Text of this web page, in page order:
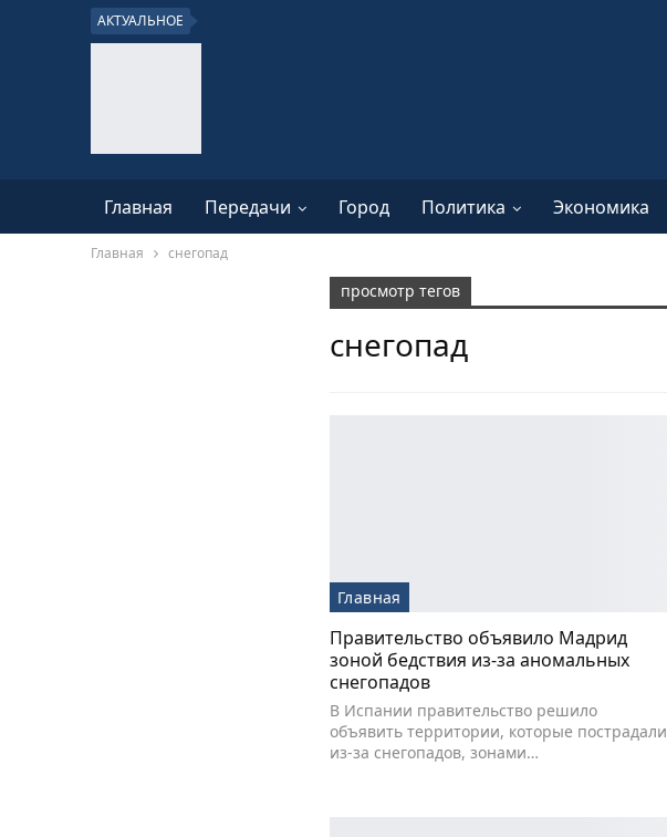
АКТУАЛЬНОЕ
Главная Передачи Город Политика Экономика
Главная снегопад
просмотр тегов
снегопад
Главная
Правительство объявило Мадрид
зоной бедствия из-за аномальных
снегопадов
В Испании правительство решило
объявить территории, которые пострадали
из-за снегопадов, зонами…